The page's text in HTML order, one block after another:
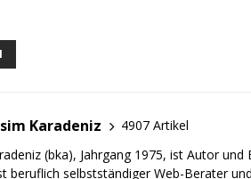
Karadeniz
4907 Artikel
(bka), Jahrgang 1975, ist Autor und
beruflich selbstständiger Web-Berater